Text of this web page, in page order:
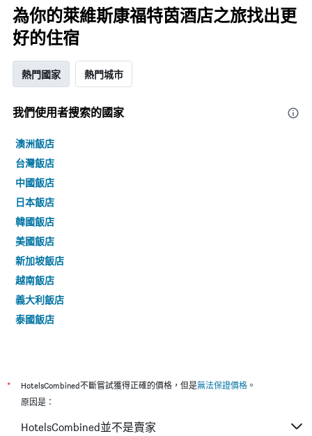
為你的萊維斯康福特茵酒店之旅找出更
好的住宿
熱門國家 熱門城市
我們使用者搜索的國家
澳洲飯店
台灣飯店
中國飯店
日本飯店
韓國飯店
美國飯店
新加坡飯店
越南飯店
義大利飯店
泰國飯店
* HotelsCombined不斷嘗試獲得正確的價格，但是無法保證價格 。
原因是：
HotelsCombined並不是賣家